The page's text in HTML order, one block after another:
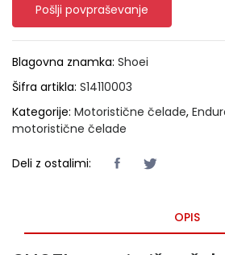
Pošlji povpraševanje
Blagovna znamka: Shoei
Šifra artikla: S14110003
Kategorije: Motoristične čelade,
motoristične čelade
Deli z ostalimi:
OPIS